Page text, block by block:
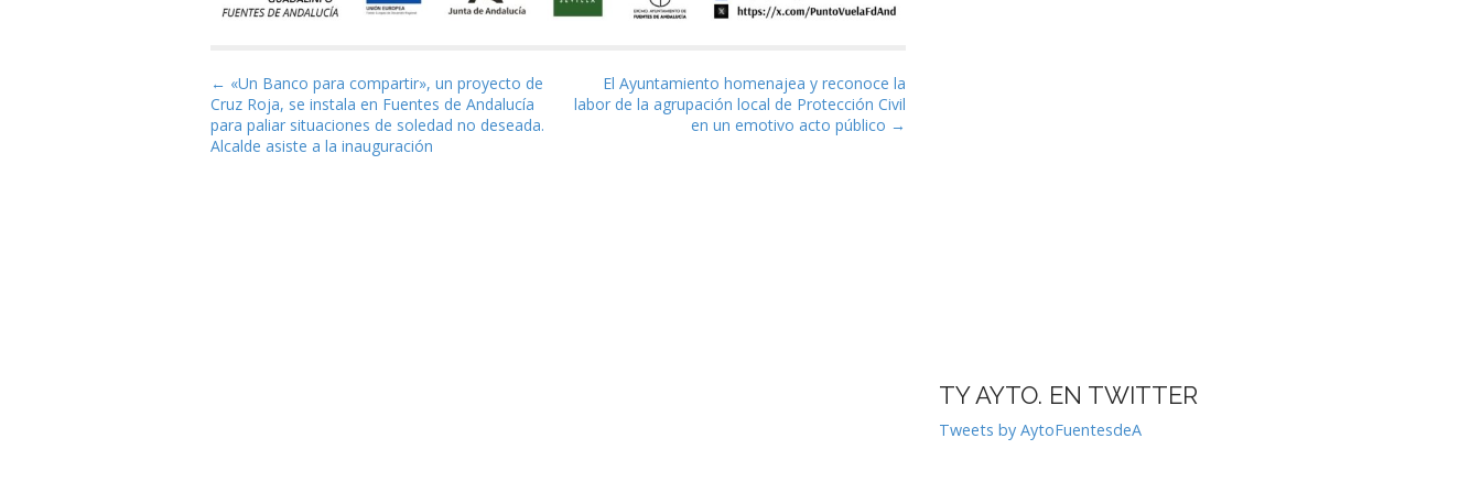
Navegación de entradas
← «Un Banco para compartir», un proyecto de
Cruz Roja, se instala en Fuentes de Andalucía
para paliar situaciones de soledad no deseada.
Alcalde asiste a la inauguración
El Ayuntamiento homenajea y reconoce la
labor de la agrupación local de Protección Civil
en un emotivo acto público →
TY AYTO. EN TWITTER
Tweets by AytoFuentesdeA